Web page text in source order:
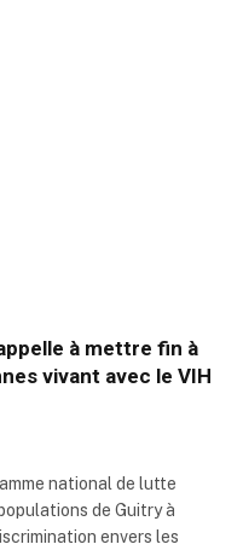
à mettre fin à
vivant avec le VIH
national de lutte
de Guitry à
envers les